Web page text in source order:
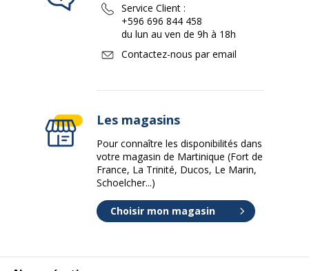
Service Client :
+596 696 844 458
du lun au ven de 9h à 18h
Contactez-nous par email
Les magasins
Pour connaître les disponibilités dans
votre magasin de Martinique (Fort de
France, La Trinité, Ducos, Le Marin,
Schoelcher...)
Choisir mon magasin